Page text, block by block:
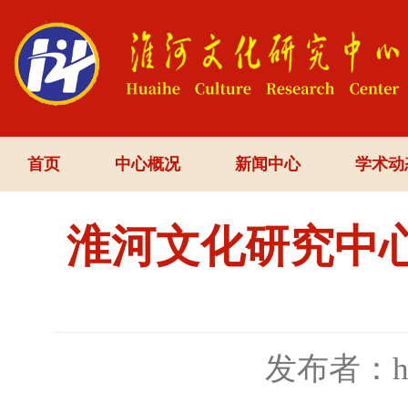
首页 中心概况 新闻中心 学术动
淮河文化研究中
发布者：